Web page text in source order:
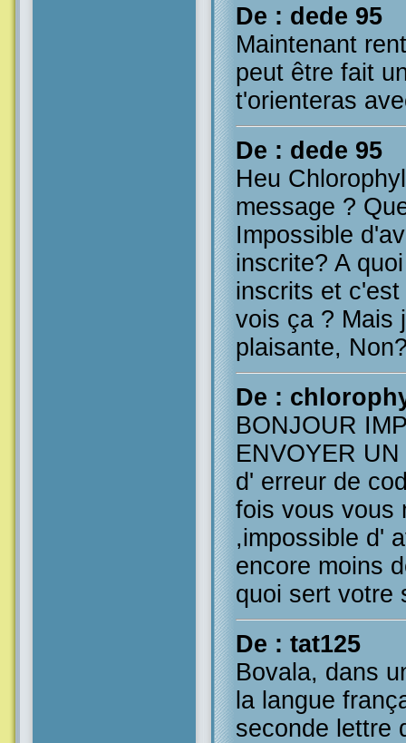
De : dede 95
Maintenant
peut être fait
t'orienteras
De : dede 95
Heu
message ?
Impossible
inscrite? A
inscrits et
vois ça ? Mais
plaisante,
De :
BONJOUR
ENVOYER
d' erreur de
fois vous vous
,impossible d'
encore moins
quoi sert votre
De : tat125
Bovala, dans
la langue
seconde lettre